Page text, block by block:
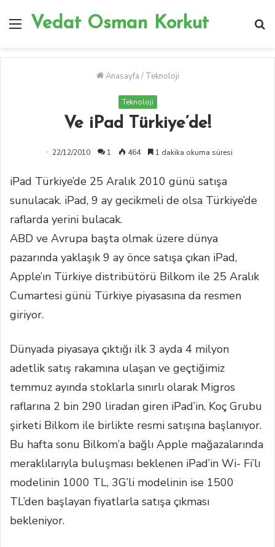
Menü
Vedat Osman Korkut
...
Anasayfa / Teknoloji
Teknoloji
Ve iPad Türkiye’de!
22/12/2010 1 464 1 dakika okuma süresi
iPad Türkiye’de 25 Aralık 2010 günü satışa
sunulacak. iPad, 9 ay gecikmeli de olsa Türkiye’de
raflarda yerini bulacak.
ABD ve Avrupa başta olmak üzere dünya
pazarında yaklaşık 9 ay önce satışa çıkan iPad,
Apple’ın Türkiye distribütörü Bilkom ile 25 Aralık
Cumartesi günü Türkiye piyasasına da resmen
giriyor.
Dünyada piyasaya çıktığı ilk 3 ayda 4 milyon
adetlik satış rakamına ulaşan ve geçtiğimiz
temmuz ayında stoklarla sınırlı olarak Migros
raflarına 2 bin 290 liradan giren iPad’in, Koç Grubu
şirketi Bilkom ile birlikte resmi satışına başlanıyor.
Bu hafta sonu Bilkom’a bağlı Apple mağazalarında
meraklılarıyla buluşması beklenen iPad’in Wi- Fi’lı
modelinin 1000 TL, 3G’li modelinin ise 1500
TL’den başlayan fiyatlarla satışa çıkması
bekleniyor.